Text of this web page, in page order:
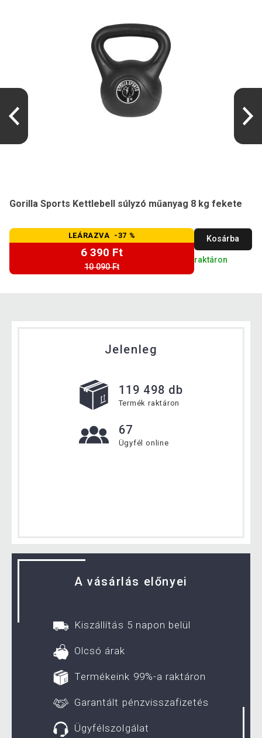
Gorilla Sports Kettlebell súlyzó műanyag 8 kg fekete
LEÁRAZVA -37 %
6 390 Ft
10 090 Ft
Kosárba
raktáron
Jelenleg
119 498 db
Termék raktáron
67
Ügyfél online
A vásárlás előnyei
Kiszállítás 5 napon belül
Olcsó árak
Termékeink 99%-a raktáron
Garantált pénzvisszafizetés
Ügyfélszolgálat